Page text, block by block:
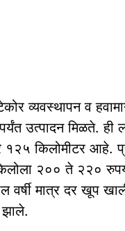
व्यवस्थापन व
उत्पादन मिळते. ही
१२५ किलोमीटर आहे.
२०० ते २२०
वर्षी मात्र दर